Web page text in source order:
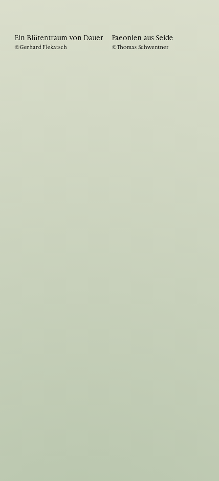
Ein Blütentraum von Dauer
©Gerhard Flekatsch
Paeonien aus Seide
©Thomas Schwentner